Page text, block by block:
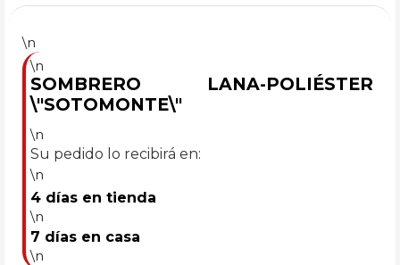
\n
\n
SOMBRERO LANA-POLIÉSTER
\"SOTOMONTE\"
\n
Su pedido lo recibirá en:
\n
4 días en tienda
\n
7 días en casa
\n